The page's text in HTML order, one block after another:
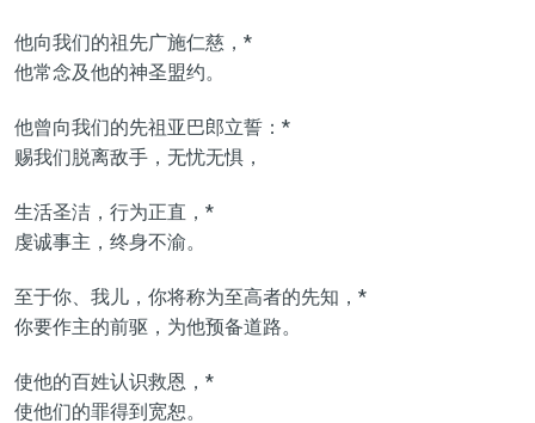
他向我们的祖先广施仁慈，*
他常念及他的神圣盟约。
他曾向我们的先祖亚巴郎立誓：*
赐我们脱离敌手，无忧无惧，
生活圣洁，行为正直，*
虔诚事主，终身不渝。
至于你、我儿，你将称为至高者的先知，*
你要作主的前驱，为他预备道路。
使他的百姓认识救恩，*
使他们的罪得到宽恕。